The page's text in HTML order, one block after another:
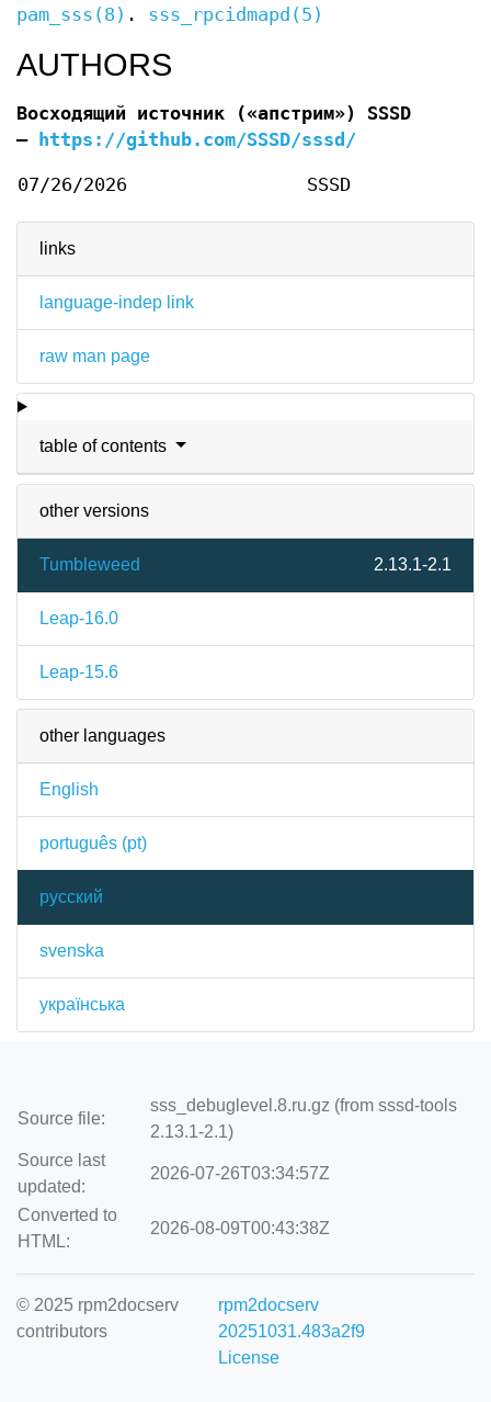
links
language-indep link
raw man page
table of contents
other versions
Tumbleweed 2.13.1-2.1
Leap-16.0
Leap-15.6
other languages
English
português (pt)
русский
svenska
українська
pam_sss(8) . sss_rpcidmapd(5)
AUTHORS
Восходящий источник («апстрим»)
SSSD
—
https://github.com/SSSD/sssd/
07/26/2026 SSSD
Source file:
sss_debuglevel.8.ru.gz (from sssd-tools
2.13.1-2.1)
Source last
updated:
2026-07-26T03:34:57Z
Converted to
HTML:
2026-08-09T00:43:38Z
© 2025 rpm2docserv
contributors
rpm2docserv
20251031.483a2f9
License